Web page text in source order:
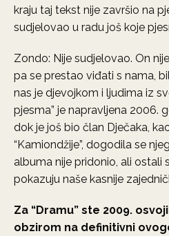
kraju taj tekst nije završio na
sudjelovao u radu još koje
Zondo: Nije sudjelovao. On
pa se prestao viđati s nama,
nas je djevojkom i ljudima iz
pjesma” je napravljena 2006.
dok je još bio član Dječaka,
“Kamiondžije”, dogodila se
albuma nije pridonio, ali ostali
pokazuju naše kasnije
Za “Dramu” ste 2009.
obzirom na definitivni